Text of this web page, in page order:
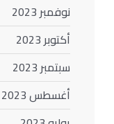
نوفمبر 2023
أكتوبر 2023
سبتمبر 2023
أغسطس 2023